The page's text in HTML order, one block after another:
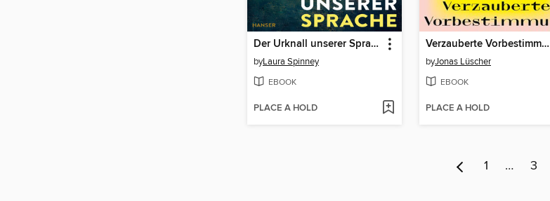
Der Urknall unserer Sprache
byLaura Spinney
EBOOK
PLACE A HOLD
Verzauberte Vorbestimmung
byJonas Lüscher
EBOOK
PLACE A HOLD
1 … 3